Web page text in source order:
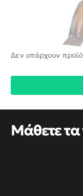
Δεν υπάρχουν
Μάθετε